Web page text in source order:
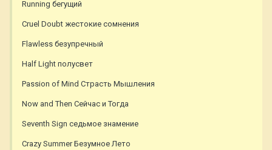
Running бегущий
Cruel Doubt жестокие сомнения
Flawless безупречный
Half Light полусвет
Passion of Mind Страсть Мышления
Now and Then Сейчас и Тогда
Seventh Sign седьмое знамение
Crazy Summer Безумное Лето